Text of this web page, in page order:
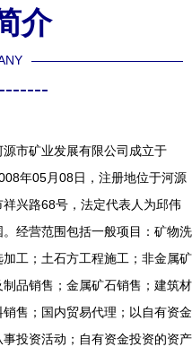
介
源市矿业发展有限公司成立于
年05月08日，注册地位于河源
祥兴路68号，法定代表人为邱伟
。经营范围包括一般项目：矿物洗
加工；土石方工程施工；非金属矿
制品销售；金属矿石销售；建筑材
销售；国内贸易代理；以自有资金
事投资活动；自有资金投资的资产